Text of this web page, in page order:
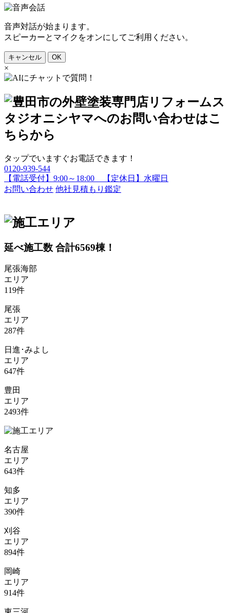
音声対話が始まります。
スピーカーとマイクをオンにしてご利用ください。
キャンセル OK
×
タップでいますぐお電話できます！
0120-939-544
【電話受付】9:00～18:00 【定休日】水曜日
お問い合わせ 他社見積もり鑑定
延べ施工数 合計6569棟！
尾張海部
エリア
119件
尾張
エリア
287件
日進･みよし
エリア
647件
豊田
エリア
2493件
名古屋
エリア
643件
知多
エリア
390件
刈谷
エリア
894件
岡崎
エリア
914件